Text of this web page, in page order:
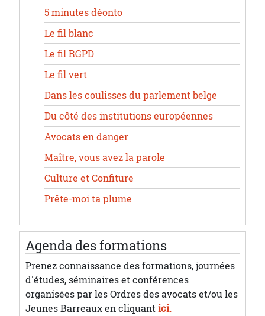
5 minutes déonto
Le fil blanc
Le fil RGPD
Le fil vert
Dans les coulisses du parlement belge
Du côté des institutions européennes
Avocats en danger
Maître, vous avez la parole
Culture et Confiture
Prête-moi ta plume
Agenda des formations
Prenez connaissance des formations, journées
d'études, séminaires et conférences
organisées par les Ordres des avocats et/ou les
Jeunes Barreaux en cliquantici.